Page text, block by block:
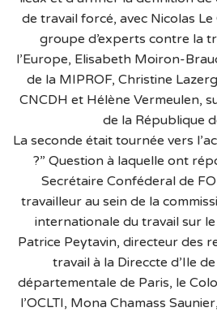
de travail forcé, avec Nicolas
groupe d’experts contre la
l’Europe, Elisabeth Moiron-
de la MIPROF, Christine
CNCDH et Hélène Vermeulen,
de la République
La seconde était tournée vers
?” Question à laquelle ont
Secrétaire Conféderal de
travailleur au sein de la
internationale du travail sur
Patrice Peytavin, directeur des
travail à la Direccte d’Ile
départementale de Paris, le
l’OCLTI, Mona Chamass